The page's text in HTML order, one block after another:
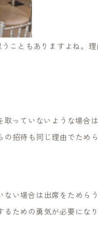
ともありますよね。理
っていないような場合
招待も同じ理由でため
い場合は出席をためら
ための勇気が必要になり